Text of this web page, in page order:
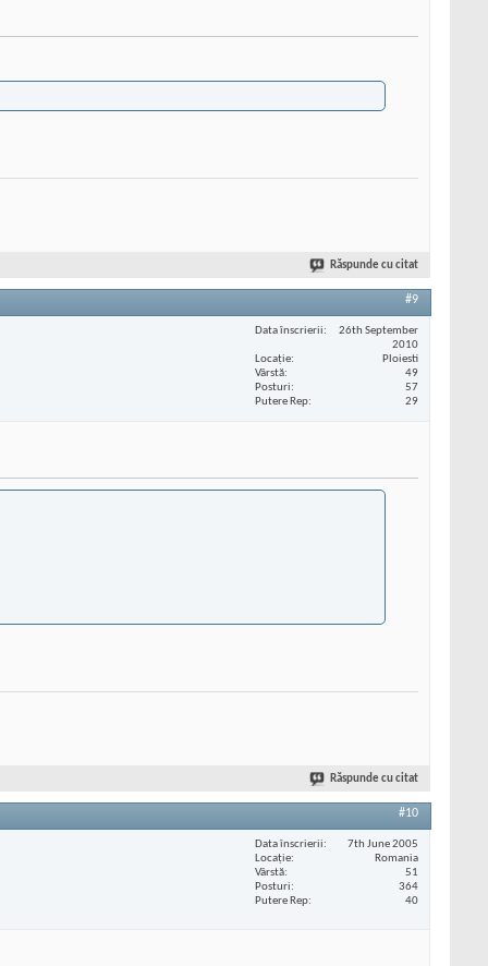
Răspunde cu citat
#9
Data înscrierii
26th September
2010
Locaţie
Ploiesti
Vârstă
49
Posturi
57
Putere Rep
29
Răspunde cu citat
#10
Data înscrierii
7th June 2005
Locaţie
Romania
Vârstă
51
Posturi
364
Putere Rep
40